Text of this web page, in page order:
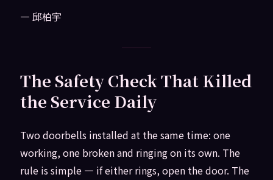
— 邱柏宇
The Safety Check That Killed
the Service Daily
Two doorbells installed at the same time: one
working, one broken and ringing on its own. The
rule is simple — if either rings, open the door. The